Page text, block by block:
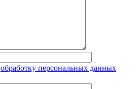
обработку персональных данных